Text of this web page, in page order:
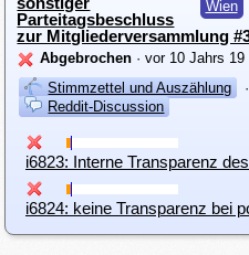
Wien
Parteitagsbeschluss
zur Mitgliederversammlung
Abgebrochen · vor 10 Jahrs
Stimmzettel und Auszählung
·
Reddit-Discussion